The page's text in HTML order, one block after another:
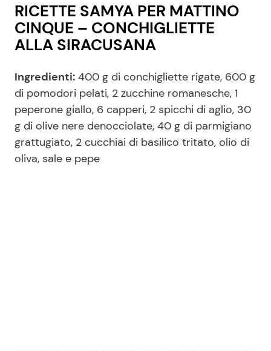
RICETTE SAMYA PER MATTINO
CINQUE – CONCHIGLIETTE
ALLA SIRACUSANA
Ingredienti: 400 g di conchigliette rigate, 600 g
di pomodori pelati, 2 zucchine romanesche, 1
peperone giallo, 6 capperi, 2 spicchi di aglio, 30
g di olive nere denocciolate, 40 g di parmigiano
grattugiato, 2 cucchiai di basilico tritato, olio di
oliva, sale e pepe